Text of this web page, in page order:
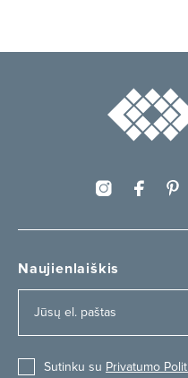
Naujienlaiškis
Sutinku su Privatumo